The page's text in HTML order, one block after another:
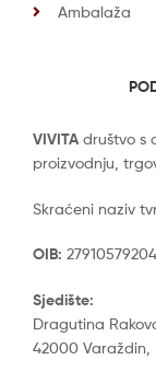
Ambalaža
VIVITA društvo s
proizvodnju,
Skraćeni naziv
OIB: 27910579204
Sjedište:
Dragutina
42000 Varaždin,